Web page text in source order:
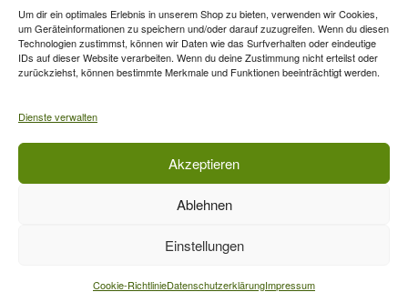
Um dir ein optimales Erlebnis in unserem Shop zu bieten, verwenden wir Cookies,
um Geräteinformationen zu speichern und/oder darauf zuzugreifen. Wenn du diesen
Technologien zustimmst, können wir Daten wie das Surfverhalten oder eindeutige
IDs auf dieser Website verarbeiten. Wenn du deine Zustimmung nicht erteilst oder
zurückziehst, können bestimmte Merkmale und Funktionen beeinträchtigt werden.
Dienste verwalten
Akzeptieren
Ablehnen
Einstellungen
Cookie-RichtlinieDatenschutzerklärungImpressum
Vertrag widerrufen
Unsere Onlinepreise können günstiger sein.
Affiliate, Partner Rabatt-Codes und Aktionscodes gelten für das gesamte
Sortiment, davon ausgeschlossen sind Gutscheine, Sale-Produkte, Zeck
Codes gelten für das gesamte Sortiment.